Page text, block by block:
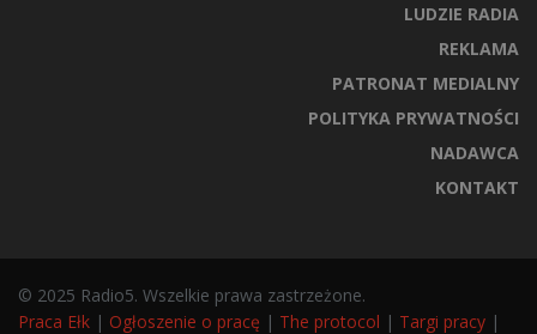
LUDZIE RADIA
REKLAMA
PATRONAT MEDIALNY
POLITYKA PRYWATNOŚCI
NADAWCA
KONTAKT
© 2025 Radio5. Wszelkie prawa zastrzeżone.
Praca Ełk | Ogłoszenie o pracę | The protocol | Targi pracy |